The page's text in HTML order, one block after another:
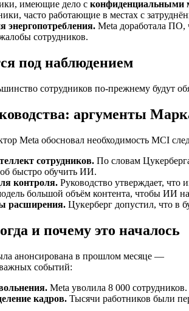
имеющие дело с конфиденциальными
часто работающие в местах с
энергопотребления. Meta доработала ПО,
сотрудников.
под наблюдением
сотрудников по‑прежнему будут
аргументы
Meta обосновал необходимость MCI
сотрудников. По словам
быстро обучить ИИ.
контроля. Руководство утверждает,
большой объём контента, чтобы ИИ
расширения. Цукерберг допустил, что в
и почему это началось
анонсирована в прошлом месяце —
событий:
Meta уволила 8 000 сотрудников.
кадров. Тысячи работников были